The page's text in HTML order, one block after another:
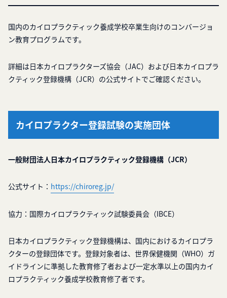
国内のカイロプラクティック養成学校卒業生向けのコンバージョ
ン教育プログラムです。
詳細は日本カイロプラクターズ協会（JAC）および日本カイロプラ
クティック登録機構（JCR）の公式サイトでご確認ください。
カイロプラクター登録試験の実施団体
一般財団法人日本カイロプラクティック登録機構（JCR）
公式サイト： https://chiroreg.jp/
協力：国際カイロプラクティック試験委員会（IBCE）
日本カイロプラクティック登録機構は、国内におけるカイロプラ
クターの登録団体です。登録対象者は、世界保健機関（WHO）ガ
イドラインに準拠した教育修了者および一定水準以上の国内カイ
ロプラクティック養成学校教育修了者です。